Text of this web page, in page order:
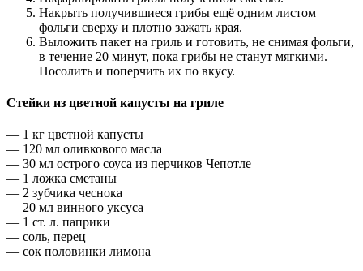
Накрыть получившиеся грибы ещё одним листом
фольги сверху и плотно зажать края.
Выложить пакет на гриль и готовить, не снимая фольги,
в течение 20 минут, пока грибы не станут мягкими.
Посолить и поперчить их по вкусу.
Стейки из цветной капусты на гриле
— 1 кг цветной капусты
— 120 мл оливкового масла
— 30 мл острого соуса из перчиков Чепотле
— 1 ложка сметаны
— 2 зубчика чеснока
— 20 мл винного уксуса
— 1 ст. л. паприки
— соль, перец
— сок половинки лимона